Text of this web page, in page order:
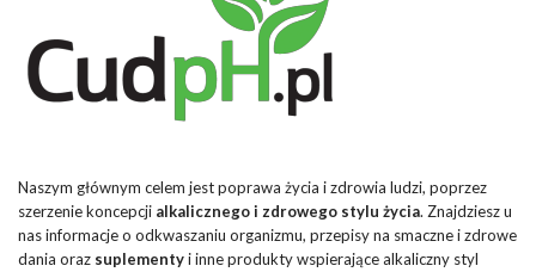
Naszym głównym celem jest poprawa życia i zdrowia ludzi, poprzez
szerzenie koncepcji alkalicznego i zdrowego stylu życia. Znajdziesz u
nas informacje o odkwaszaniu organizmu, przepisy na smaczne i zdrowe
dania oraz suplementyi inne produkty wspierające alkaliczny styl